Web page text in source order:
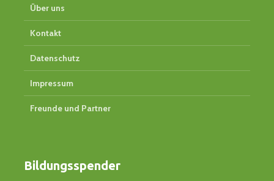
Über uns
Kontakt
Datenschutz
Impressum
Freunde und Partner
Bildungsspender